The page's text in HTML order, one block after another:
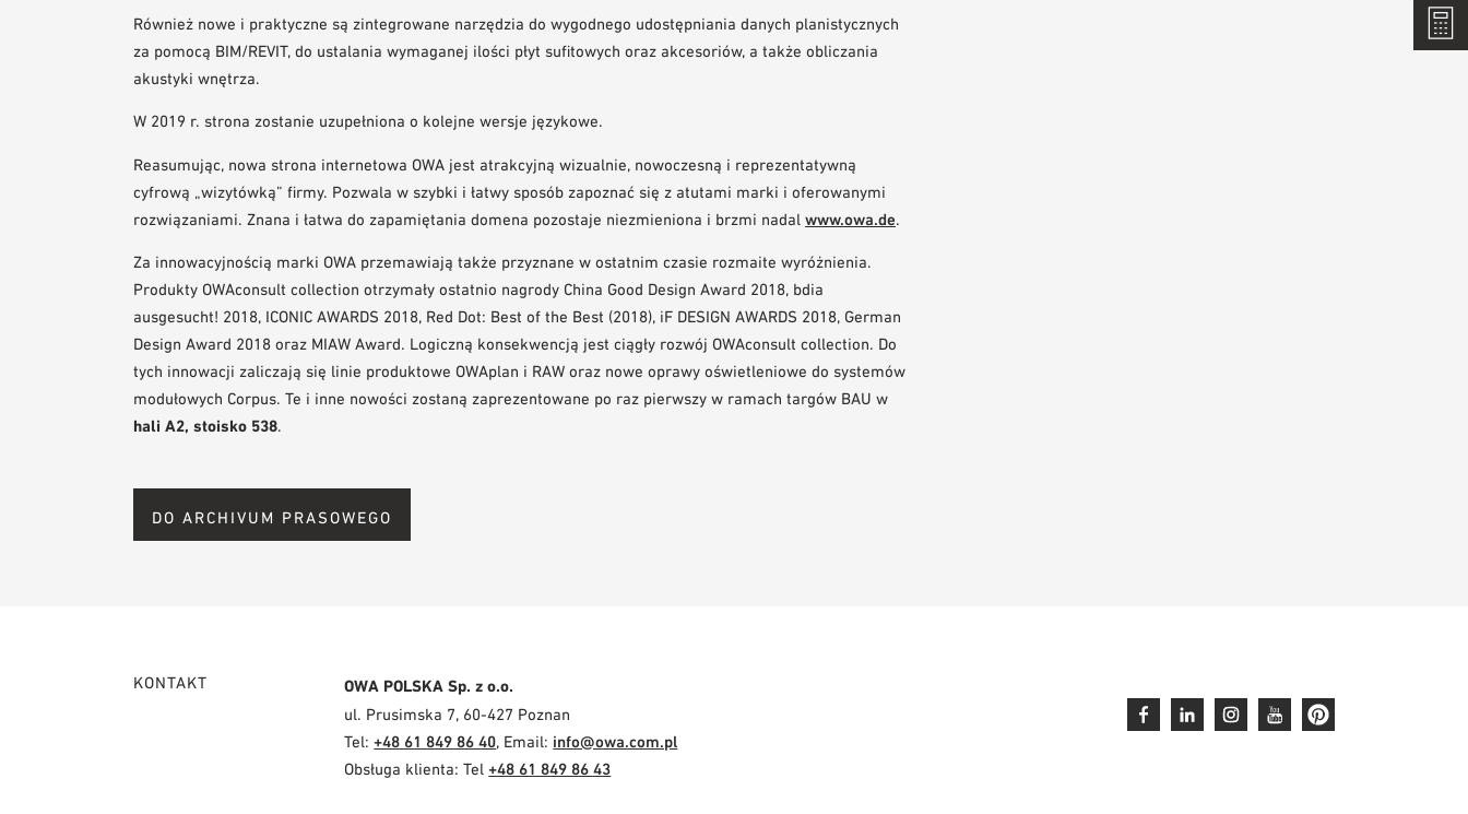
Również nowe i praktyczne są zintegrowane narzędzia do wygodnego udostępniania danych planistycznych
za pomocą BIM/REVIT, do ustalania wymaganej ilości płyt sufitowych oraz akcesoriów, a także obliczania
akustyki wnętrza.
W 2019 r. strona zostanie uzupełniona o kolejne wersje językowe.
Reasumując, nowa strona internetowa OWA jest atrakcyjną wizualnie, nowoczesną i reprezentatywną
cyfrową „wizytówką” firmy. Pozwala w szybki i łatwy sposób zapoznać się z atutami marki i oferowanymi
rozwiązaniami. Znana i łatwa do zapamiętania domena pozostaje niezmieniona i brzmi nadal www.owa.de.
Za innowacyjnością marki OWA przemawiają także przyznane w ostatnim czasie rozmaite wyróżnienia.
Produkty OWAconsult collection otrzymały ostatnio nagrody China Good Design Award 2018, bdia
ausgesucht! 2018, ICONIC AWARDS 2018, Red Dot: Best of the Best (2018), iF DESIGN AWARDS 2018, German
Design Award 2018 oraz MIAW Award. Logiczną konsekwencją jest ciągły rozwój OWAconsult collection. Do
tych innowacji zaliczają się linie produktowe OWAplan i RAW oraz nowe oprawy oświetleniowe do systemów
modułowych Corpus. Te i inne nowości zostaną zaprezentowane po raz pierwszy w ramach targów BAU w
hali A2, stoisko 538.
DO ARCHIVUM PRASOWEGO
KONTAKT OWA POLSKA Sp. z o.o.
ul. Prusimska 7, 60-427 Poznan
Tel:+48 61 849 86 40, Email: info@owa.com.pl
Obsługa klienta: Tel+48 61 849 86 43